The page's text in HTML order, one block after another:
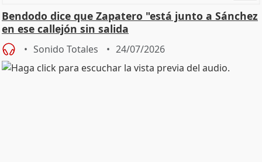
Bendodo dice que Zapatero "está junto a Sánchez
en ese callejón sin salida
Sonido Totales 24/07/2026